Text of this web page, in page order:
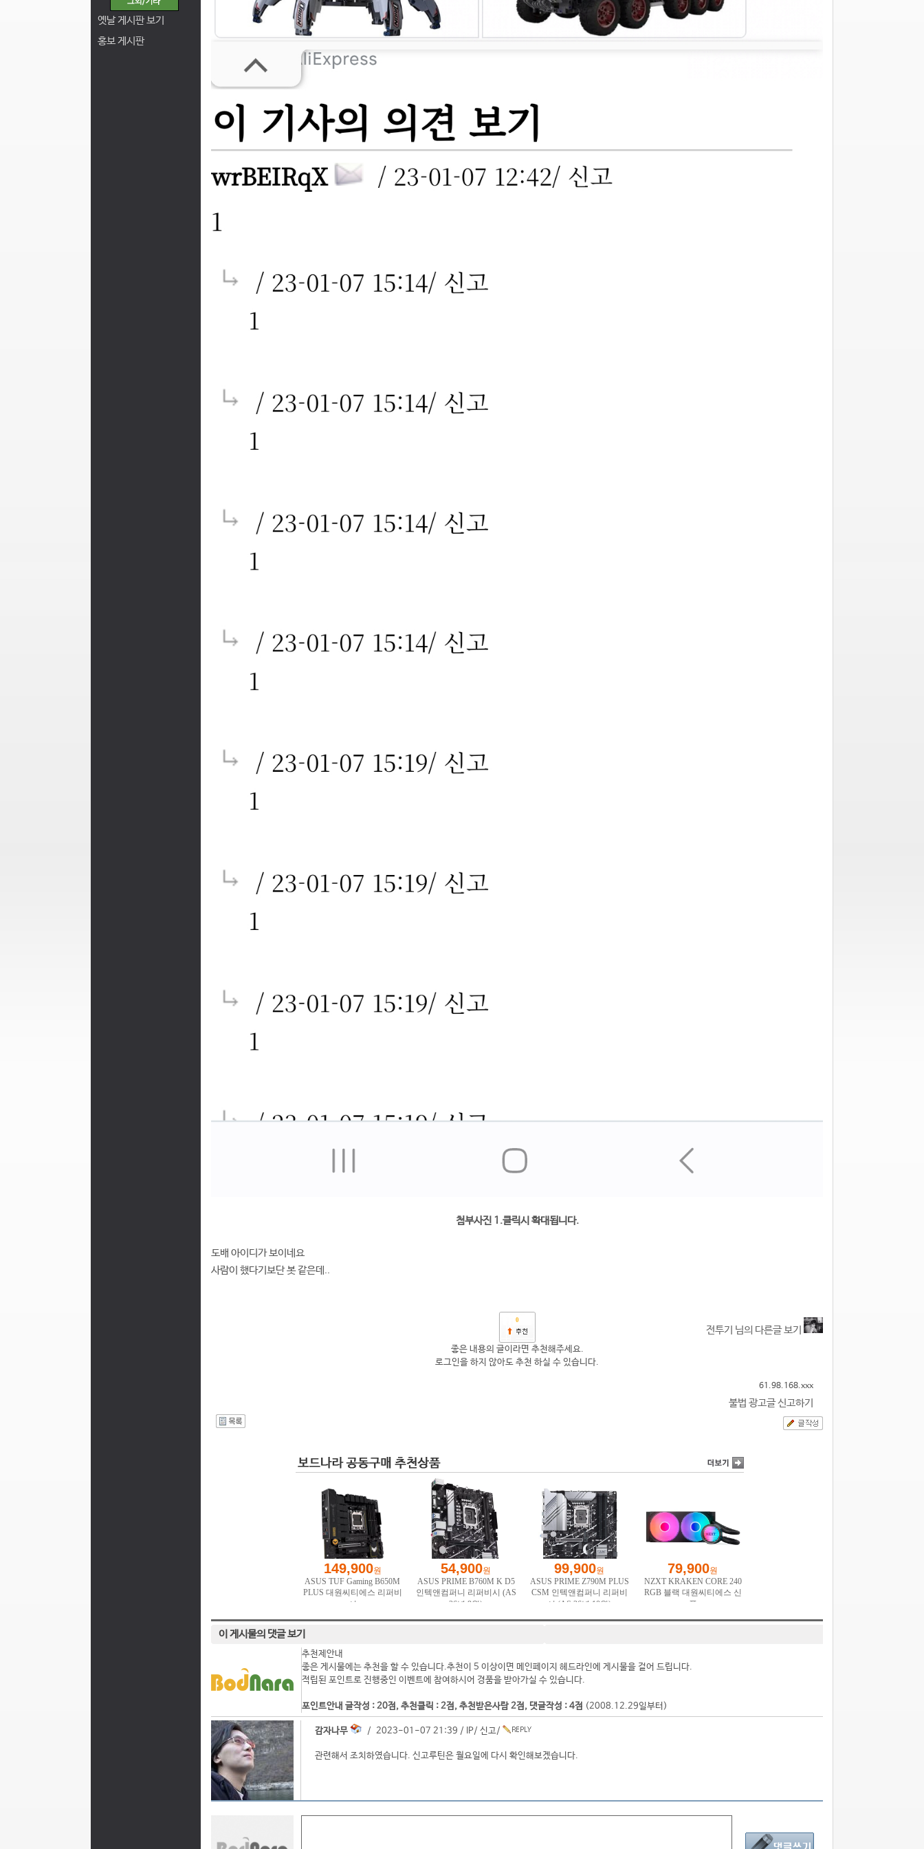
옛날 게시판 보기
홍보 게시판
첨부사진 1.클릭시 확대됩니다.
도배 아이디가 보이네요
사람이 했다기보단 봇 같은데..
0
전투기 님의 다른글 보기
좋은 내용의 글이라면 추천해주세요.
로그인을 하지 않아도 추천 하실 수 있습니다.
61.98.168.xxx
불법 광고글 신고하기
이 게시물의 댓글 보기
추천제안내
좋은 게시물에는 추천을 할 수 있습니다.추천이 5 이상이면 메인페이지 헤드라인에 게시물을 걸어 드립니다.
적립된 포인트로 진행중인 이벤트에 참여하시어 경품을 받아가실 수 있습니다.
포인트안내 글작성 : 20점, 추천클릭 : 2점, 추천받은사람 2점, 댓글작성 : 4점 (2008.12.29일부터)
감자나무 / 2023-01-07 21:39 / IP/ 신고/
관련해서 조치하였습니다. 신고루틴은 월요일에 다시 확인해보겠습니다.